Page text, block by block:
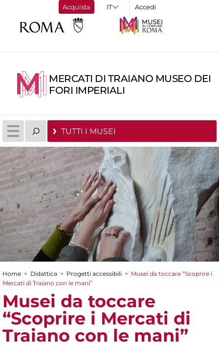
Acquista Accedi
MERCATI DI TRAIANO MUSEO DEI
FORI IMPERIALI
TUTTI I MUSEI
Tu sei qui
Home > Didattica > Progetti accessibili > Musei da toccare “Scoprire i
Mercati di Traiano con le mani”
Musei da toccare
“Scoprire i Mercati di
Traiano con le mani”